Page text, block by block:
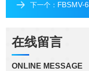
下一个： FBSMV-63/3/
在线留言
ONLINE MESSAGE